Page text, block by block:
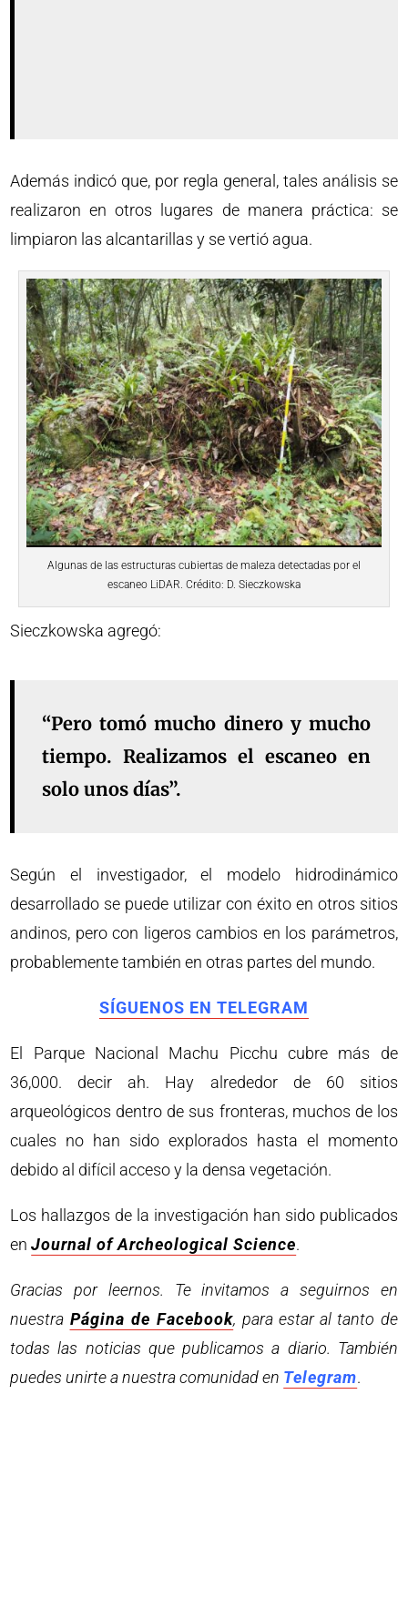
Además indicó que, por regla general, tales análisis se
realizaron en otros lugares de manera práctica: se
limpiaron las alcantarillas y se vertió agua.
Algunas de las estructuras cubiertas de maleza detectadas por el
escaneo LiDAR. Crédito: D. Sieczkowska
Sieczkowska agregó:
“Pero tomó mucho dinero y mucho
tiempo. Realizamos el escaneo en
solo unos días”.
Según el investigador, el modelo hidrodinámico
desarrollado se puede utilizar con éxito en otros sitios
andinos, pero con ligeros cambios en los parámetros,
probablemente también en otras partes del mundo.
SÍGUENOS EN TELEGRAM
El Parque Nacional Machu Picchu cubre más de
36,000. decir ah. Hay alrededor de 60 sitios
arqueológicos dentro de sus fronteras, muchos de los
cuales no han sido explorados hasta el momento
debido al difícil acceso y la densa vegetación.
Los hallazgos de la investigación han sido publicados
enJournal of Archeological Science.
Gracias por leernos. Te invitamos a seguirnos en
nuestra Página de Facebook, para estar al tanto de
todas las noticias que publicamos a diario. También
puedes unirte a nuestra comunidad en Telegram.